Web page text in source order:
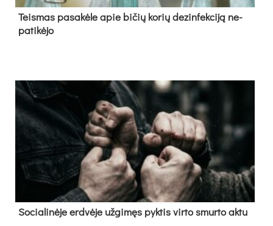
Teis­mas pa­sa­kė­le apie bi­čių ko­rių de­zin­fek­ci­ją ne­
pa­ti­kė­jo
So­cia­li­nė­je erd­vė­je už­gi­męs pyk­tis vir­to smur­to ak­tu